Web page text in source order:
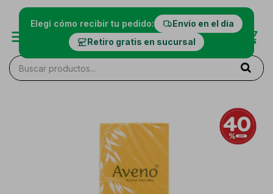
Elegí cómo recibir tu pedido:
Envío en el día
Retiro gratis en sucursal